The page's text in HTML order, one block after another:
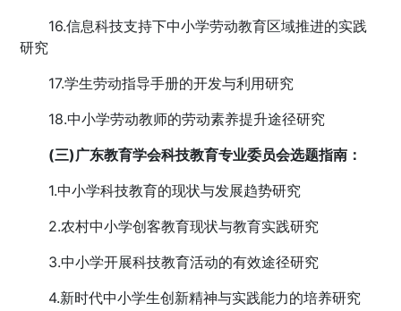
16.信息科技支持下中小学劳动教育区域推进的实践
研究
17.学生劳动指导手册的开发与利用研究
18.中小学劳动教师的劳动素养提升途径研究
(三)广东教育学会科技教育专业委员会选题指南：
1.中小学科技教育的现状与发展趋势研究
2.农村中小学创客教育现状与教育实践研究
3.中小学开展科技教育活动的有效途径研究
4.新时代中小学生创新精神与实践能力的培养研究